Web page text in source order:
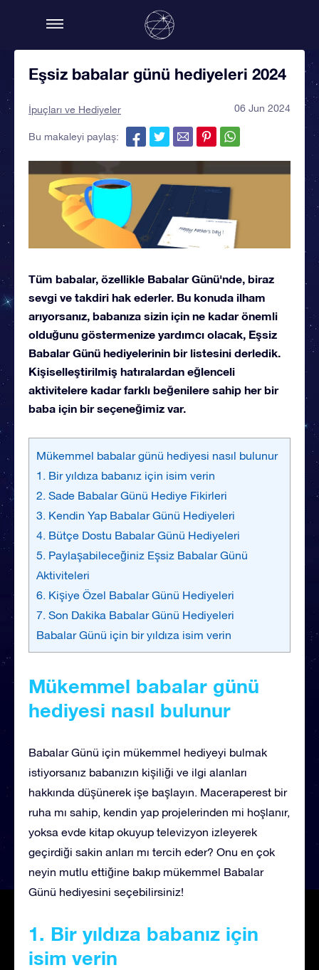
Eşsiz babalar günü hediyeleri 2024
İpuçları ve Hediyeler 06 Jun 2024
Bu makaleyi paylaş:
Tüm babalar, özellikle Babalar Günü'nde, biraz
sevgi ve takdiri hak ederler. Bu konuda ilham
arıyorsanız, babanıza sizin için ne kadar önemli
olduğunu göstermenize yardımcı olacak, Eşsiz
Babalar Günü hediyelerinin bir listesini derledik.
Kişiselleştirilmiş hatıralardan eğlenceli
aktivitelere kadar farklı beğenilere sahip her bir
baba için bir seçeneğimiz var.
Mükemmel babalar günü hediyesi nasıl bulunur
1. Bir yıldıza babanız için isim verin
2. Sade Babalar Günü Hediye Fikirleri
3. Kendin Yap Babalar Günü Hediyeleri
4. Bütçe Dostu Babalar Günü Hediyeleri
5. Paylaşabileceğiniz Eşsiz Babalar Günü
Aktiviteleri
6. Kişiye Özel Babalar Günü Hediyeleri
7. Son Dakika Babalar Günü Hediyeleri
Babalar Günü için bir yıldıza isim verin
Mükemmel babalar günü
hediyesi nasıl bulunur
Babalar Günü için mükemmel hediyeyi bulmak
istiyorsanız babanızın kişiliği ve ilgi alanları
hakkında düşünerek işe başlayın. Maceraperest bir
ruha mı sahip, kendin yap projelerinden mi hoşlanır,
yoksa evde kitap okuyup televizyon izleyerek
geçirdiği sakin anları mı tercih eder? Onu en çok
neyin mutlu ettiğine bakıp mükemmel Babalar
Günü hediyesini seçebilirsiniz!
1. Bir yıldıza babanız için
isim verin